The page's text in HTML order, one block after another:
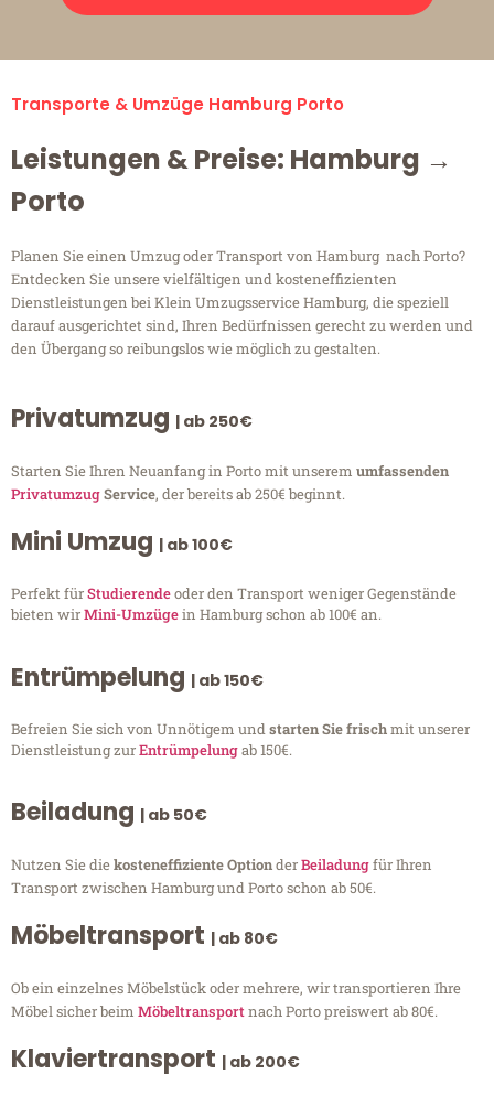
Transporte & Umzüge Hamburg Porto
Leistungen & Preise: Hamburg →
Porto
Planen Sie einen Umzug oder Transport von Hamburg nach Porto?
Entdecken Sie unsere vielfältigen und kosteneffizienten
Dienstleistungen bei Klein Umzugsservice Hamburg, die speziell
darauf ausgerichtet sind, Ihren Bedürfnissen gerecht zu werden und
den Übergang so reibungslos wie möglich zu gestalten.
Privatumzug | ab 250€
Starten Sie Ihren Neuanfang in Porto mit unserem umfassenden
PrivatumzugService, der bereits ab 250€ beginnt.
Mini Umzug | ab 100€
Perfekt fürStudierendeoder den Transport weniger Gegenstände
bieten wirMini-Umzügein Hamburg schon ab 100€ an.
Entrümpelung | ab 150€
Befreien Sie sich von Unnötigem undstarten Sie frischmit unserer
Dienstleistung zurEntrümpelungab 150€.
Beiladung | ab 50€
Nutzen Sie diekosteneffiziente OptionderBeiladungfür Ihren
Transport zwischen Hamburg und Porto schon ab 50€.
Möbeltransport | ab 80€
Ob ein einzelnes Möbelstück oder mehrere, wir transportieren Ihre
Möbel sicher beim Möbeltransportnach Porto preiswert ab 80€.
Klaviertransport | ab 200€